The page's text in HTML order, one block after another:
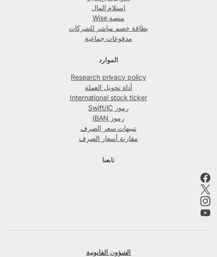
استلام المال
منصة Wise
بطاقة خصم مباشر للشركات
مدفوعات جماعية
الموارد
Research privacy policy
أداة تحويل العملة
International stock ticker
رموز Swift/IC
رموز IBAN
تنبيهات سعر الصرف
مقارنة أسعار الصرف
تابعنا
الشؤون القانونية